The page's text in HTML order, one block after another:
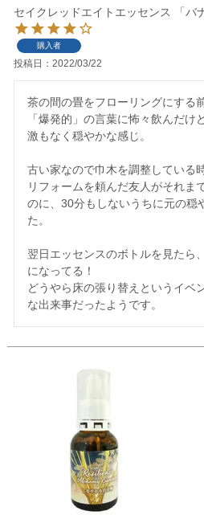
セイクレッドエイトエッセンス 「バ
購入者
投稿日 2022/03/22
茶の間の畳をフローリングにする
「爆発的」の言葉に怖々飲んだけ
激もなく穏やかな感じ。
古い家なので巾木を調整している
リフォームを頼んだ友人がそれま
のに、30分もしないうちに元の穏
た。
翌日エッセンスのボトルを見たら
になってる！
どうやら床の張り替えというイベ
な出来事だったようです。